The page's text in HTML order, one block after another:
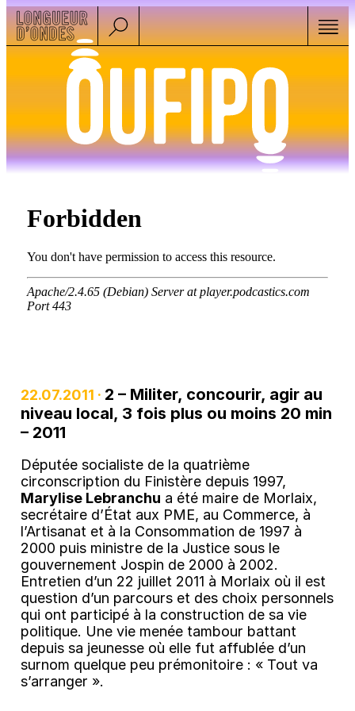
22.07.2011 · 2 – Militer, concourir, agir au
niveau local, 3 fois plus ou moins 20 min
– 2011
Députée socialiste de la quatrième
circonscription du Finistère depuis 1997,
Marylise Lebranchu a été maire de Morlaix,
secrétaire d’État aux PME, au Commerce, à
l’Artisanat et à la Consommation de 1997 à
2000 puis ministre de la Justice sous le
gouvernement Jospin de 2000 à 2002.
Entretien d’un 22 juillet 2011 à Morlaix où il est
question d’un parcours et des choix personnels
qui ont participé à la construction de sa vie
politique. Une vie menée tambour battant
depuis sa jeunesse où elle fut affublée d’un
surnom quelque peu prémonitoire : « Tout va
s’arranger ».